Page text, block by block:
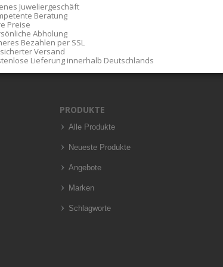
Juweliergeschäft
Beratung
Preise
Abholung
Bezahlen per SSL
Versand
Lieferung innerhalb Deutschlands
PRODUKTE
Alle Produkte
Neueste Produkte
Angebote
Marken
Schlagworte